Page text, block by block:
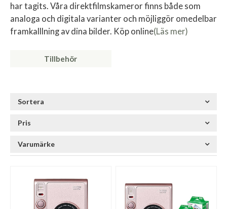
har tagits. Våra direktfilmskameror finns både som
analoga och digitala varianter och möjliggör omedelbar
framkalllning av dina bilder. Köp online(Läs mer)
Tillbehör
Sortera
Pris
Varumärke